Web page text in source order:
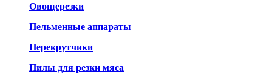
Овощерезки
Пельменные аппараты
Перекрутчики
Пилы для резки мяса